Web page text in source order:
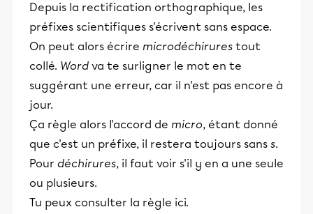
Depuis la rectification orthographique, les
préfixes scientifiques s'écrivent sans espace.
On peut alors écrire microdéchirures tout
collé. Word va te surligner le mot en te
suggérant une erreur, car il n'est pas encore à
jour.
Ça règle alors l'accord de micro, étant donné
que c'est un préfixe, il restera toujours sans s.
Pour déchirures, il faut voir s'il y en a une seule
ou plusieurs.
Tu peux consulter la règle ici.